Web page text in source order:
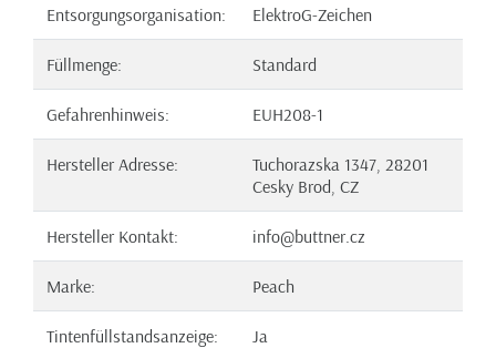
Entsorgungsorganisation: ElektroG-Zeichen
Füllmenge: Standard
Gefahrenhinweis: EUH208-1
Hersteller Adresse:
Tuchorazska 1347, 28201
Cesky Brod, CZ
Hersteller Kontakt: info@buttner.cz
Marke: Peach
Tintenfüllstandsanzeige: Ja